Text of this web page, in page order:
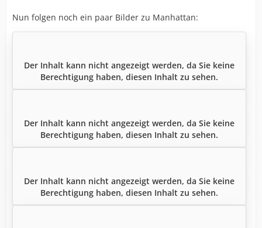
Nun folgen noch ein paar Bilder zu Manhattan:
Der Inhalt kann nicht angezeigt werden, da Sie keine
Berechtigung haben, diesen Inhalt zu sehen.
Der Inhalt kann nicht angezeigt werden, da Sie keine
Berechtigung haben, diesen Inhalt zu sehen.
Der Inhalt kann nicht angezeigt werden, da Sie keine
Berechtigung haben, diesen Inhalt zu sehen.